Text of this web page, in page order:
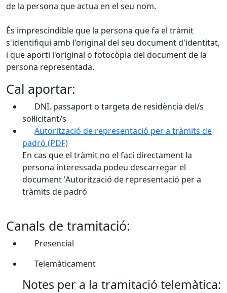
de la persona que actua en el seu nom.
És imprescindible que la persona que fa el tràmit
s'identifiqui amb l'original del seu document d'identitat,
i que aporti l'original o fotocòpia del document de la
persona representada.
Cal aportar:
DNI, passaport o targeta de residència del/s
sol·licitant/s
Autorització de representació per a tràmits de
padró (PDF)
En cas que el tràmit no el faci directament la
persona interessada podeu descarregar el
document 'Autorització de representació per a
tràmits de padró
Canals de tramitació:
Presencial
Telemàticament
Notes per a la tramitació telemàtica: